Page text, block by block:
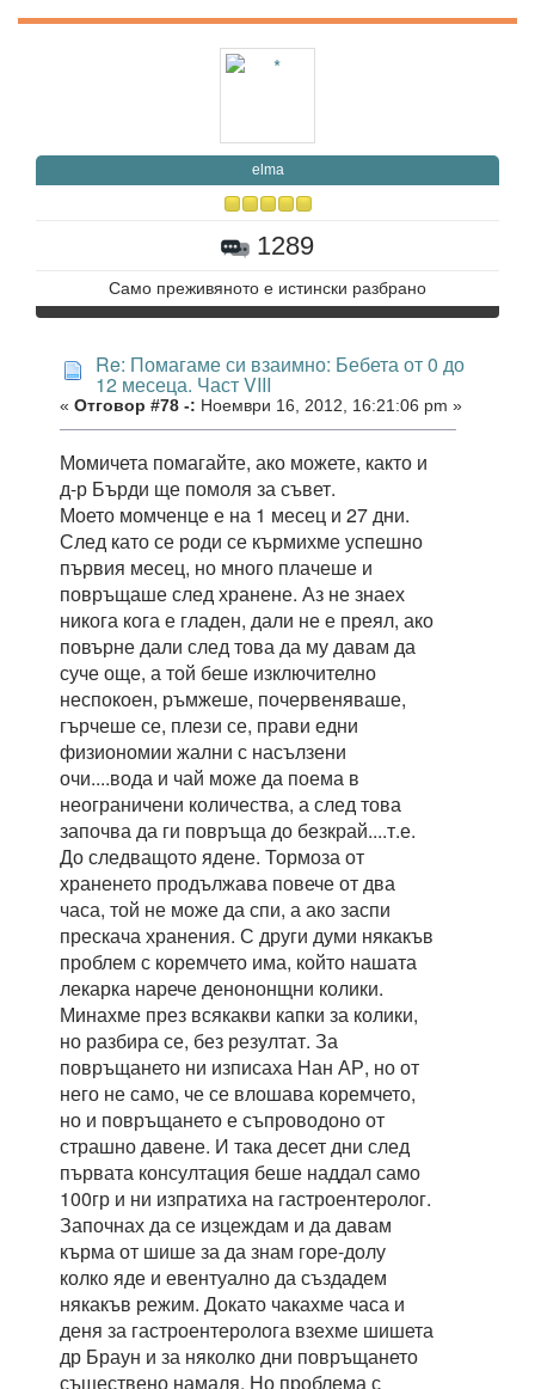
elma
1289
Само преживяното е истински разбрано
Re: Помагаме си взаимно: Бебета от 0 до
12 месеца. Част VIII
« Отговор #78 -: Ноември 16, 2012, 16:21:06 pm »
Момичета помагайте, ако можете, както и
д-р Бърди ще помоля за съвет.
Моето момченце е на 1 месец и 27 дни.
След като се роди се кърмихме успешно
първия месец, но много плачеше и
повръщаше след хранене. Аз не знаех
никога кога е гладен, дали не е преял, ако
повърне дали след това да му давам да
суче още, а той беше изключително
неспокоен, ръмжеше, почервеняваше,
гърчеше се, плези се, прави едни
физиономии жални с насълзени
очи....вода и чай може да поема в
неограничени количества, а след това
започва да ги повръща до безкрай....т.е.
До следващото ядене. Тормоза от
храненето продължава повече от два
часа, той не може да спи, а ако заспи
прескача хранения. С други думи някакъв
проблем с коремчето има, който нашата
лекарка нарече денононщни колики.
Минахме през всякакви капки за колики,
но разбира се, без резултат. За
повръщането ни изписаха Нан АР, но от
него не само, че се влошава коремчето,
но и повръщането е съпроводоно от
страшно давене. И така десет дни след
първата консултация беше наддал само
100гр и ни изпратиха на гастроентеролог.
Започнах да се изцеждам и да давам
кърма от шише за да знам горе-долу
колко яде и евентуално да създадем
някакъв режим. Докато чакахме часа и
деня за гастроентеролога взехме шишета
др Браун и за няколко дни повръщането
съществено намаля. Но проблема с